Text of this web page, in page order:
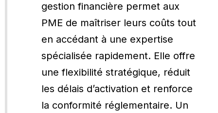
gestion financière permet aux
PME de maîtriser leurs coûts tout
en accédant à une expertise
spécialisée rapidement. Elle offre
une flexibilité stratégique, réduit
les délais d’activation et renforce
la conformité réglementaire. Un